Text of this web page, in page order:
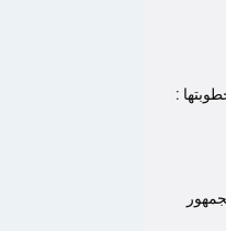
: